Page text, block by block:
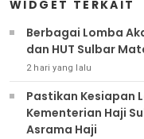
WIDGET TERKAIT
Berbagai Lomba
dan HUT Sulbar
2 hari yang lalu
Pastikan Kesiapan
Kementerian Haji
Asrama Haji